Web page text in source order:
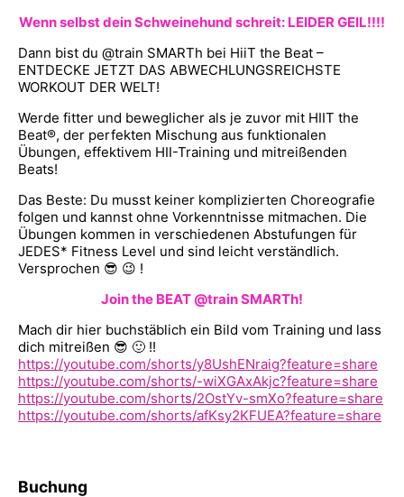
Wenn selbst dein Schweinehund schreit: LEIDER GEIL!!!!
Dann bist du @train SMARTh bei HiiT the Beat –
ENTDECKE JETZT DAS ABWECHLUNGSREICHSTE
WORKOUT DER WELT!
Werde fitter und beweglicher als je zuvor mit HIIT the
Beat®, der perfekten Mischung aus funktionalen
Übungen, effektivem HII-Training und mitreißenden
Beats!
Das Beste: Du musst keiner komplizierten Choreografie
folgen und kannst ohne Vorkenntnisse mitmachen. Die
Übungen kommen in verschiedenen Abstufungen für
JEDES* Fitness Level und sind leicht verständlich.
Versprochen 😎 😉 !
Join the BEAT @train SMARTh!
Mach dir hier buchstäblich ein Bild vom Training und lass
dich mitreißen 😎 🙂 !!
https://youtube.com/shorts/y8UshENraig?feature=share
https://youtube.com/shorts/-wiXGAxAkjc?feature=share
https://youtube.com/shorts/2OstYv-smXo?feature=share
https://youtube.com/shorts/afKsy2KFUEA?feature=share
Buchung